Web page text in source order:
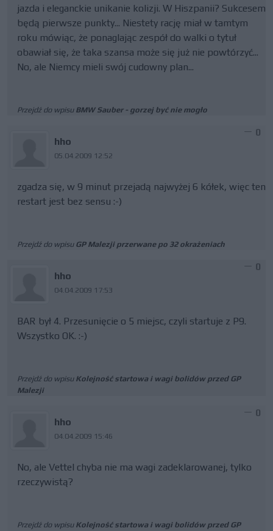
jazda i eleganckie unikanie kolizji. W Hiszpanii? Sukcesem
będą pierwsze punkty... Niestety rację miał w tamtym
roku mówiąc, że ponaglając zespół do walki o tytuł
obawiał się, że taka szansa może się już nie powtórzyć...
No, ale Niemcy mieli swój cudowny plan...
Przejdź do wpisu BMW Sauber - gorzej być nie mogło
hho
05.04.2009 12:52
0
zgadza się, w 9 minut przejadą najwyżej 6 kółek, więc ten
restart jest bez sensu :-)
Przejdź do wpisu GP Malezji przerwane po 32 okrażeniach
hho
04.04.2009 17:53
0
BAR był 4. Przesunięcie o 5 miejsc, czyli startuje z P9.
Wszystko OK. :-)
Przejdź do wpisu Kolejność startowa i wagi bolidów przed GP
Malezji
hho
04.04.2009 15:46
0
No, ale Vettel chyba nie ma wagi zadeklarowanej, tylko
rzeczywistą?
Przejdź do wpisu Kolejność startowa i wagi bolidów przed GP